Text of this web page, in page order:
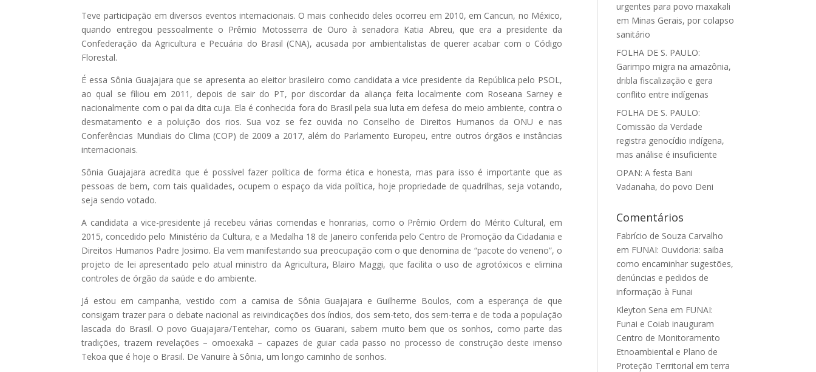
Teve participação em diversos eventos internacionais. O mais conhecido deles ocorreu em 2010, em Cancun, no México,
quando entregou pessoalmente o Prêmio Motosserra de Ouro à senadora Katia Abreu, que era a presidente da
Confederação da Agricultura e Pecuária do Brasil (CNA), acusada por ambientalistas de querer acabar com o Código
Florestal.
É essa Sônia Guajajara que se apresenta ao eleitor brasileiro como candidata a vice presidente da República pelo PSOL,
ao qual se filiou em 2011, depois de sair do PT, por discordar da aliança feita localmente com Roseana Sarney e
nacionalmente com o pai da dita cuja. Ela é conhecida fora do Brasil pela sua luta em defesa do meio ambiente, contra o
desmatamento e a poluição dos rios. Sua voz se fez ouvida no Conselho de Direitos Humanos da ONU e nas
Conferências Mundiais do Clima (COP) de 2009 a 2017, além do Parlamento Europeu, entre outros órgãos e instâncias
internacionais.
Sônia Guajajara acredita que é possível fazer política de forma ética e honesta, mas para isso é importante que as
pessoas de bem, com tais qualidades, ocupem o espaço da vida política, hoje propriedade de quadrilhas, seja votando,
seja sendo votado.
A candidata a vice-presidente já recebeu várias comendas e honrarias, como o Prêmio Ordem do Mérito Cultural, em
2015, concedido pelo Ministério da Cultura, e a Medalha 18 de Janeiro conferida pelo Centro de Promoção da Cidadania e
Direitos Humanos Padre Josimo. Ela vem manifestando sua preocupação com o que denomina de “pacote do veneno”, o
projeto de lei apresentado pelo atual ministro da Agricultura, Blairo Maggi, que facilita o uso de agrotóxicos e elimina
controles de órgão da saúde e do ambiente.
Já estou em campanha, vestido com a camisa de Sônia Guajajara e Guilherme Boulos, com a esperança de que
consigam trazer para o debate nacional as reivindicações dos índios, dos sem-teto, dos sem-terra e de toda a população
lascada do Brasil. O povo Guajajara/Tentehar, como os Guarani, sabem muito bem que os sonhos, como parte das
tradições, trazem revelações – omoexakã – capazes de guiar cada passo no processo de construção deste imenso
Tekoa que é hoje o Brasil. De Vanuire à Sônia, um longo caminho de sonhos.
urgentes para povo maxakali
em Minas Gerais, por colapso
sanitário
FOLHA DE S. PAULO:
Garimpo migra na amazônia,
dribla fiscalização e gera
conflito entre indígenas
FOLHA DE S. PAULO:
Comissão da Verdade
registra genocídio indígena,
mas análise é insuficiente
OPAN: A festa Bani
Vadanaha, do povo Deni
Comentários
Fabrício de Souza Carvalho
em FUNAI: Ouvidoria: saiba
como encaminhar sugestões,
denúncias e pedidos de
informação à Funai
Kleyton Sena em FUNAI:
Funai e Coiab inauguram
Centro de Monitoramento
Etnoambiental e Plano de
Proteção Territorial em terra